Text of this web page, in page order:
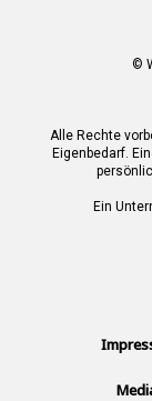
©
Alle Rechte
Eigenbedarf.
Ein